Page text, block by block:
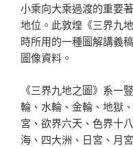
小乘向大乘過渡的重要
地位。此敦煌《三界九
時所用的一種圖解講義
圖像資料。
《三界九地之圖》系一
輪、水輪、金輪、地獄
宮、欲界六天、色界十
海、四大洲、日宮、月